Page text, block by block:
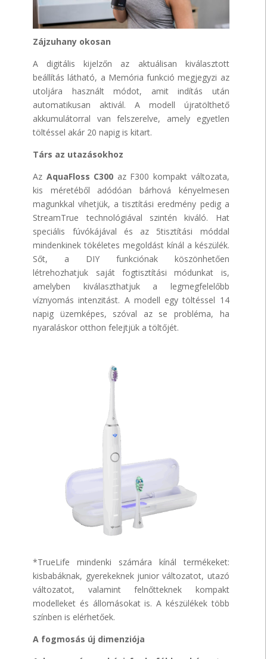
Zájzuhany okosan
A digitális kijelzőn az aktuálisan kiválasztott
beállítás látható, a Memória funkció megjegyzi az
utoljára használt módot, amit indítás után
automatikusan aktivál. A modell újratölthető
akkumulátorral van felszerelve, amely egyetlen
töltéssel akár 20 napig is kitart.
Társ az utazásokhoz
Az AquaFloss C300 az F300 kompakt változata,
kis méretéből adódóan bárhová kényelmesen
magunkkal vihetjük, a tisztítási eredmény pedig a
StreamTrue technológiával szintén kiváló. Hat
speciális fúvókájával és az 5tisztítási móddal
mindenkinek tökéletes megoldást kínál a készülék.
Sőt, a DIY funkciónak köszönhetően
létrehozhatjuk saját fogtisztítási módunkat is,
amelyben kiválaszthatjuk a legmegfelelőbb
víznyomás intenzitást. A modell egy töltéssel 14
napig üzemképes, szóval az se probléma, ha
nyaraláskor otthon felejtjük a töltőjét.
*TrueLife mindenki számára kínál termékeket:
kisbabáknak, gyerekeknek junior változatot, utazó
változatot, valamint felnőtteknek kompakt
modelleket és állomásokat is. A készülékek több
színben is elérhetőek.
A fogmosás új dimenziója